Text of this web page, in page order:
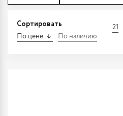
Сортировать
По цене По наличию
21